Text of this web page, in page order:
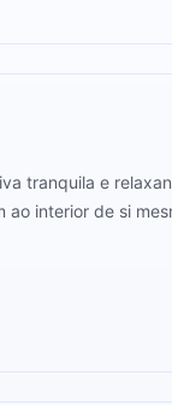
tranquila e
interior de si